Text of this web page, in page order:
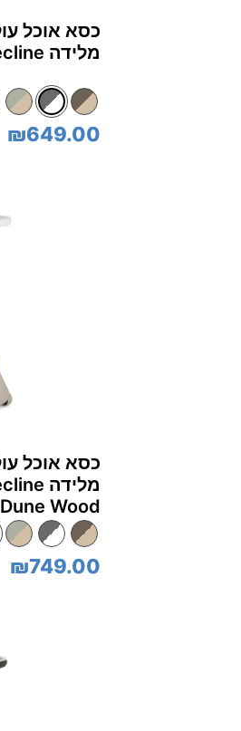
כסא אוכל
מלידה mimzy™‎ recline - לבן/אפור Arctic
₪649.00
כסא אוכל
Dune Wood
₪749.00